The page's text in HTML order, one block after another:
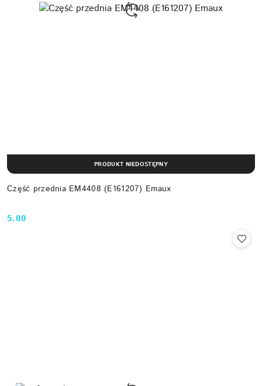
Część przednia EM4408 (E161207) Emaux
Cena:
5.00
PRODUKT NIEDOSTĘPNY